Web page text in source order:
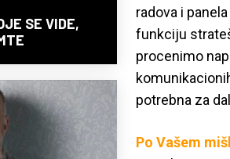
SE VIDE,
radova i
funkciju
procenimo
potrebna za
Po Vašem